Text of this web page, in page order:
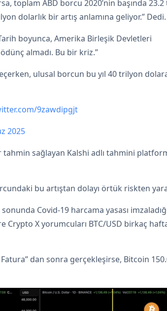
toplam ABD borcu 2020’nin başında
dolarlık bir artış anlamına geliyor.” Dedi.
boyunca, Amerika Birleşik Devletleri
almadı. Bu bir kriz.”
ulusal borcun bu yıl 40 trilyon
9zawdipgjt
2025
sağlayan Kalshi adlı tahmini
bu artıştan dolayı örtük riskten
Covid-19 harcama yasası
Crypto X yorumcuları BTC/USD birkaç
dan sonra gerçekleşirse, Bitcoin